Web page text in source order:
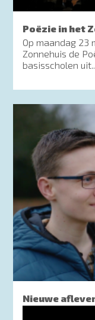
Poëzie in het
Op maandag 23
Zonnehuis de
basisscholen uit...
Nieuwe